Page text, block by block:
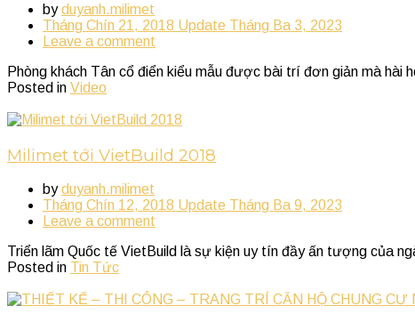
byduyanh.milimet
Tháng Chín 21, 2018 Update Tháng Ba 3, 2023
Leave a comment
Phòng khách Tân cổ điển kiểu mẫu được bài trí đơn giản mà
Posted in Video
Milimet tới VietBuild 2018
byduyanh.milimet
Tháng Chín 12, 2018 Update Tháng Ba 9, 2023
Leave a comment
Triển lãm Quốc tế VietBuild là sự kiện uy tín đầy ấn tượng của
Posted in Tin Tức